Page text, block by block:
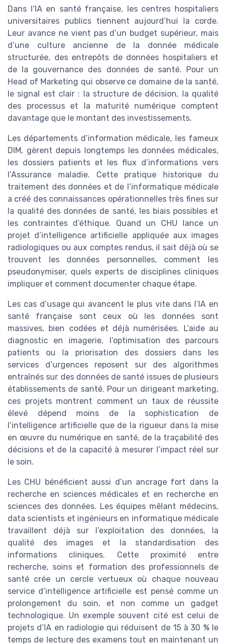
Dans l’IA en santé française, les centres hospitaliers
universitaires publics tiennent aujourd’hui la corde.
Leur avance ne vient pas d’un budget supérieur, mais
d’une culture ancienne de la donnée médicale
structurée, des entrepôts de données hospitaliers et
de la gouvernance des données de santé. Pour un
Head of Marketing qui observe ce domaine de la santé,
le signal est clair : la structure de décision, la qualité
des processus et la maturité numérique comptent
davantage que le montant des investissements.
Les départements d’information médicale, les fameux
DIM, gèrent depuis longtemps les données médicales,
les dossiers patients et les flux d’informations vers
l’Assurance maladie. Cette pratique historique du
traitement des données et de l’informatique médicale
a créé des connaissances opérationnelles très fines sur
la qualité des données de santé, les biais possibles et
les contraintes d’éthique. Quand un CHU lance un
projet d’intelligence artificielle appliquée aux images
radiologiques ou aux comptes rendus, il sait déjà où se
trouvent les données personnelles, comment les
pseudonymiser, quels experts de disciplines cliniques
impliquer et comment documenter chaque étape.
Les cas d’usage qui avancent le plus vite dans l’IA en
santé française sont ceux où les données sont
massives, bien codées et déjà numérisées. L’aide au
diagnostic en imagerie, l’optimisation des parcours
patients ou la priorisation des dossiers dans les
services d’urgences reposent sur des algorithmes
entraînés sur des données de santé issues de plusieurs
établissements de santé. Pour un dirigeant marketing,
ces projets montrent comment un taux de réussite
élevé dépend moins de la sophistication de
l’intelligence artificielle que de la rigueur dans la mise
en œuvre du numérique en santé, de la traçabilité des
décisions et de la capacité à mesurer l’impact réel sur
le soin.
Les CHU bénéficient aussi d’un ancrage fort dans la
recherche en sciences médicales et en recherche en
sciences des données. Les équipes mêlant médecins,
data scientists et ingénieurs en informatique médicale
travaillent déjà sur l’exploitation des données, la
qualité des images et la standardisation des
informations cliniques. Cette proximité entre
recherche, soins et formation des professionnels de
santé crée un cercle vertueux où chaque nouveau
service d’intelligence artificielle est pensé comme un
prolongement du soin, et non comme un gadget
technologique. Un exemple souvent cité est celui de
projets d’IA en radiologie qui réduisent de 15 à 30 % le
temps de lecture des examens tout en maintenant un